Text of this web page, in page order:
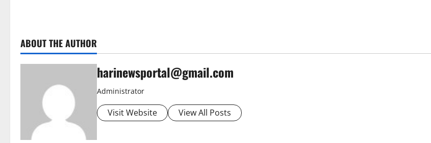
ABOUT THE AUTHOR
harinewsportal@gmail.com
Administrator
Visit Website View All Posts